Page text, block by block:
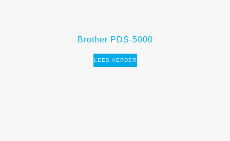
Brother PDS-5000
LEES VERDER